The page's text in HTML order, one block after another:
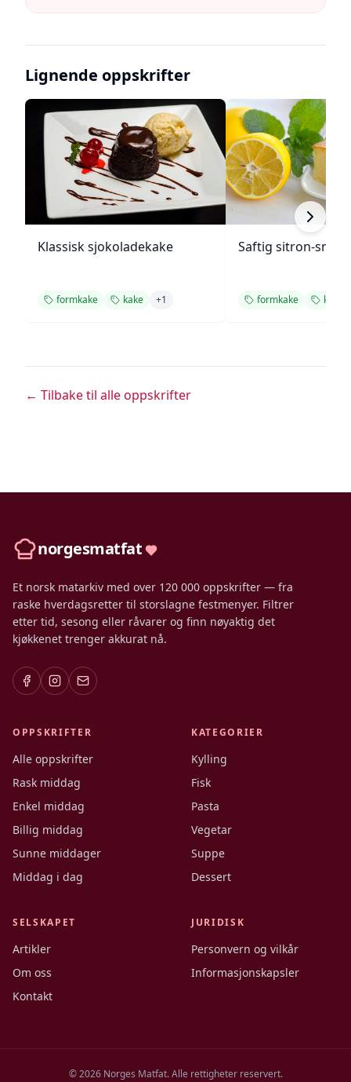
Lignende oppskrifter
Klassisk sjokoladekake
formkake kake +1
Saftig sitron-
formkake kake
← Tilbake til alle oppskrifter
norgesmatfat
Et norsk matarkiv med over 120 000 oppskrifter — fra
raske hverdagsretter til storslagne festmenyer. Filtrer
etter tid, sesong eller råvarer og finn nøyaktig det
kjøkkenet trenger akkurat nå.
OPPSKRIFTER
Alle oppskrifter
Rask middag
Enkel middag
Billig middag
Sunne middager
Middag i dag
KATEGORIER
Kylling
Fisk
Pasta
Vegetar
Suppe
Dessert
SELSKAPET
Artikler
Om oss
Kontakt
JURIDISK
Personvern og vilkår
Informasjonskapsler
©2026Norges Matfat. Alle rettigheter reservert.